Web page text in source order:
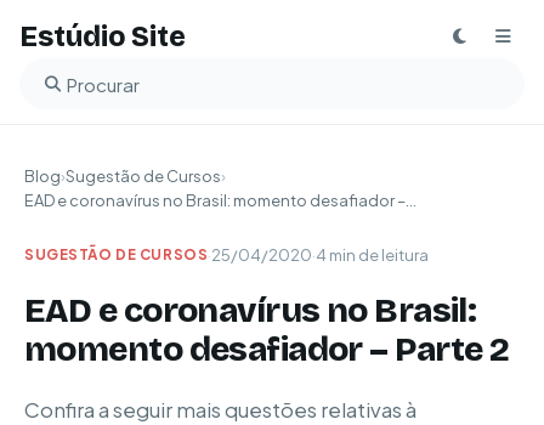
Estúdio Site
Buscar no blog
Blog›Sugestão de Cursos›
EAD e coronavírus no Brasil: momento desafiador –...
SUGESTÃO DE CURSOS·25/04/2020·4 min de leitura
EAD e coronavírus no Brasil:
momento desafiador – Parte 2
Confira a seguir mais questões relativas à